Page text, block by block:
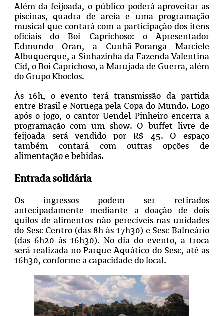
Além da feijoada, o público poderá aproveitar as
piscinas, quadra de areia e uma programação
musical que contará com a participação dos itens
oficiais do Boi Caprichoso: o Apresentador
Edmundo Oran, a Cunhã-Poranga Marciele
Albuquerque, a Sinhazinha da Fazenda Valentina
Cid, o Boi Caprichoso, a Marujada de Guerra, além
do Grupo Kboclos.
Às 16h, o evento terá transmissão da partida
entre Brasil e Noruega pela Copa do Mundo. Logo
após o jogo, o cantor Uendel Pinheiro encerra a
programação com um show. O buffet livre de
feijoada será vendido por R$ 45. O espaço
também contará com outras opções de
alimentação e bebidas.
Entrada solidária
Os ingressos podem ser retirados
antecipadamente mediante a doação de dois
quilos de alimentos não perecíveis nas unidades
do Sesc Centro (das 8h às 17h30) e Sesc Balneário
(das 6h20 às 16h30). No dia do evento, a troca
será realizada no Parque Aquático do Sesc, até as
16h30, conforme a capacidade do local.